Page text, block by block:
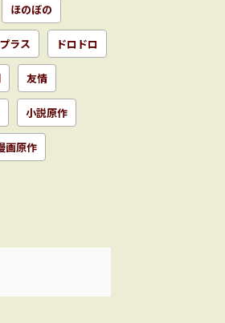
ほのぼの
ラス ドロドロ
友情
小説原作
画原作